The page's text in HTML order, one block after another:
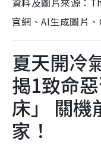
官網、AI生成圖片、
夏天開冷
揭1致命
床」 關機
家！